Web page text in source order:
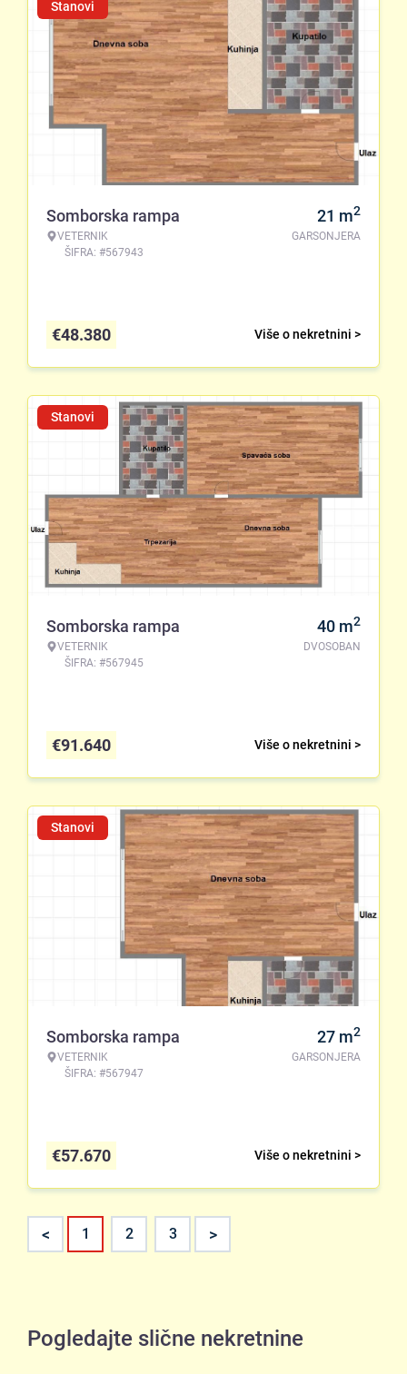
Stanovi
Somborska rampa
VETERNIK
ŠIFRA: #567943
21 m2
GARSONJERA
Više o nekretnini >
€48.380
Stanovi
Somborska rampa
VETERNIK
ŠIFRA: #567945
40 m2
DVOSOBAN
Više o nekretnini >
€91.640
Stanovi
Somborska rampa
VETERNIK
ŠIFRA: #567947
27 m2
GARSONJERA
Više o nekretnini >
€57.670
< 1 2 3 >
Pogledajte slične nekretnine